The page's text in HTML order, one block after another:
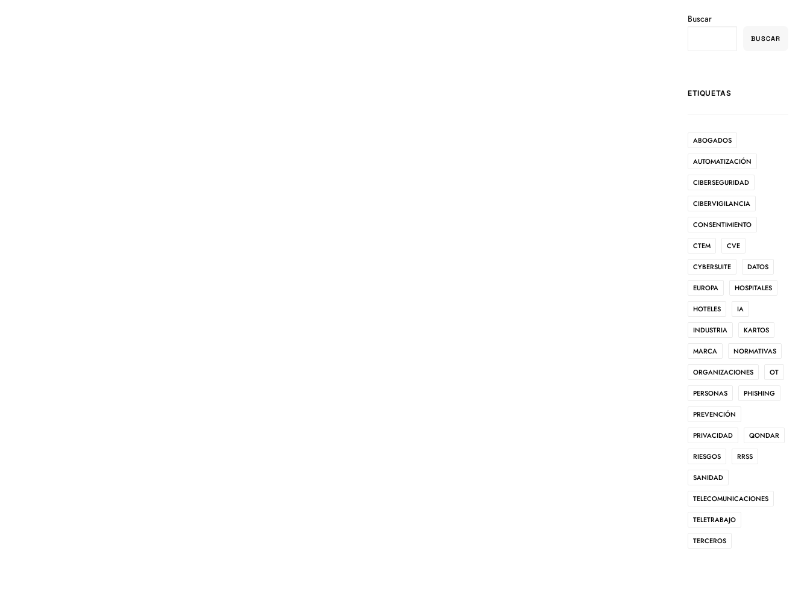
Buscar
BUSCAR
ETIQUETAS
ABOGADOS
AUTOMATIZACIÓN
CIBERSEGURIDAD
CIBERVIGILANCIA
CONSENTIMIENTO
CTEM CVE
CYBERSUITE DATOS
EUROPA HOSPITALES
HOTELES IA
INDUSTRIA KARTOS
MARCA NORMATIVAS
ORGANIZACIONES OT
PERSONAS PHISHING
PREVENCIÓN
PRIVACIDAD QONDAR
RIESGOS RRSS
SANIDAD
TELECOMUNICACIONES
TELETRABAJO
TERCEROS